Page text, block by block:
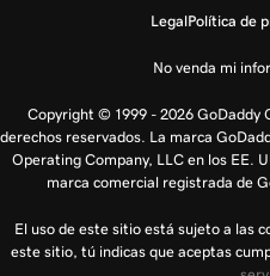
LegalPolítica de
No venda mi
Copyright © 1999 - 2026 GoDaddy
derechos reservados. La marca
Operating Company, LLC en los EE.
marca comercial registrada de
El uso de este sitio está sujeto a las
este sitio, tú indicas que aceptas